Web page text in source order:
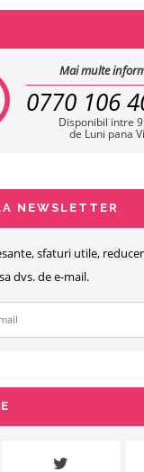
Mai multe
0770 106
Disponibil intre
de Luni pana
NEWSLETTER
sfaturi utile,
dvs. de e-mail.